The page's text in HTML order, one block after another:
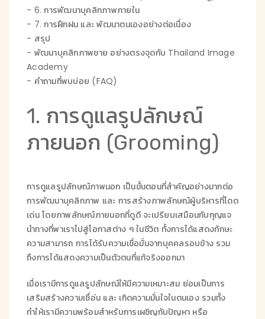
- 6. การพัฒนาบุคลิกภาพภายใน
- 7. การฝึกฝน และ พัฒนาตนเองอย่างต่อเนื่อง
- สรุป
- พัฒนาบุคลิกภาพชาย อย่างตรงจุดกับ Thailand Image
Academy
- คำถามที่พบบ่อย (FAQ)
1. การดูแลรูปลักษณ์
ภายนอก (Grooming)
การดูแลรูปลักษณ์ภาพนอก เป็นขั้นตอนที่สำคัญอย่างมากต่อ
การพัฒนาบุคลิกภาพ และ การสร้างภาพลักษณ์ผู้บริหารที่โดด
เด่น โดยภาพลักษณ์ภายนอกที่ดูดี จะเปรียบเสมือนกับกุญแจ
นำทางที่พาเราไปสู่โอกาสต่าง ๆ ในชีวิต ทั้งการได้แสดงทักษะ
ความสามารถ การได้รับความเชื่อมั่นจากบุคคลรอบข้าง รวม
ถึงการได้แสดงความเป็นตัวตนที่แท้จริงออกมา
เมื่อเรามีการดูแลรูปลักษณ์ให้มีความเหมาะสม ย่อมเป็นการ
เสริมสร้างความเชื่อ่น และ เกิดความมั่นใจในตนเอง รวมทั้ง
ทำให้เรามีความพร้อมสำหรับการเผชิญกับปัญหา หรือ